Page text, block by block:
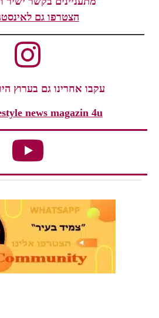
הצטרפו גם
עקבו אחרינו גם בערוץ
news magazin 4u